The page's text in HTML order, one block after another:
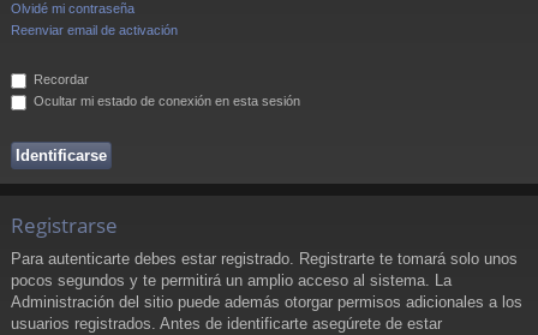
Olvidé mi contraseña
Reenviar email de activación
Recordar
Ocultar mi estado de conexión en esta sesión
Registrarse
Para autenticarte debes estar registrado. Registrarte te tomará solo unos
pocos segundos y te permitirá un amplio acceso al sistema. La
Administración del sitio puede además otorgar permisos adicionales a los
usuarios registrados. Antes de identificarte asegúrete de estar